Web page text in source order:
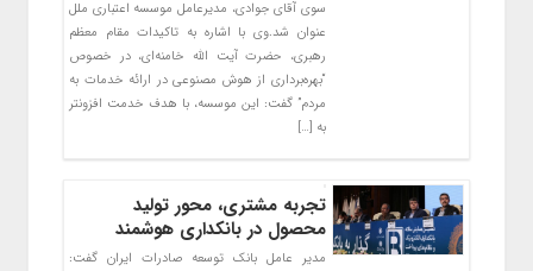
سوی آقای جوادی، مدیرعامل موسسه اعتباری ملل
عنوان شد.وی با اشاره به تاکیدات مقام معظم
رهبری، حضرت آیت الله خامنه‌ای، در خصوص
“بهره‌برداری از هوش مصنوعی در ارائه خدمات به
مردم” گفت: این موسسه، با هدف خدمت افزونتر
به […]
تجربه مشتری، محور تولید
محصول در بانکداری هوشمند
مدیر عامل بانک توسعه صادرات ایران گفت: